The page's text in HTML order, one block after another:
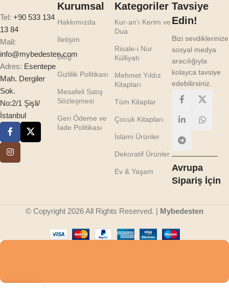
Tel: +90 533 134
13 84
Mail:
info@mybedesten.com
Adres: Esentepe
Mah. Dergiler
Sok.
No:2/1 Şişli/
İstanbul
Kurumsal
Hakkımızda
İletişim
Blog
Gizlilik Politikası
Mesafeli Satış
Sözleşmesi
Geri Ödeme ve
İade Politikası
Kategoriler
Kur-an'ı Kerim ve
Dua
Risale-i Nur
Külliyatı
Mehmet Yıldız
Kitapları
Tüm Kitaplar
Çocuk Kitapları
İslami Ürünler
Dekoratif Ürünler
Ev & Yaşam
Tavsiye
Edin!
Bizi sevdiklerinize
sosyal medya
aracılığıyla
kolayca tavsiye
edebilirsiniz.
Avrupa
Sipariş İçin
© Copyright 2026 All Rights Reserved. | Mybedesten